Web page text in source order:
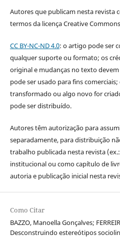
Autores que publicam nesta revista
termos da licença Creative Commons
CC BY-NC-ND 4.0: o artigo pode ser
qualquer suporte ou formato; os
original e mudanças no texto
pode ser usado para fins
transformado ou algo novo for
pode ser distribuído.
Autores têm autorização para
separadamente, para distribuição
trabalho publicada nesta revista
institucional ou como capítulo de
autoria e publicação inicial nesta
Como Citar
BAZZO, Manoella Gonçalves;
Desconstruindo estereótipos